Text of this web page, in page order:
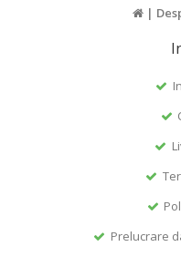
|
Prelucrare